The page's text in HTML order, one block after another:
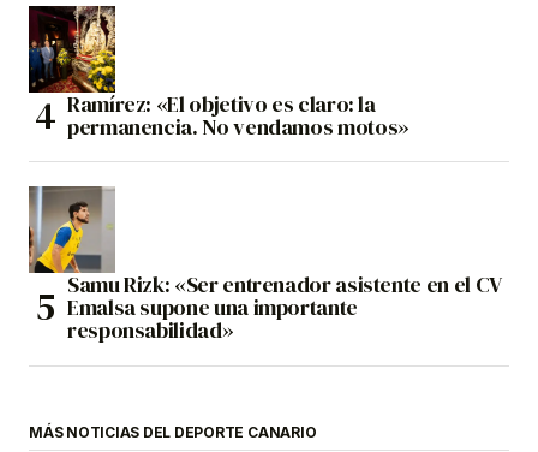
Ramírez: «El objetivo es claro: la
permanencia. No vendamos motos»
Samu Rizk: «Ser entrenador asistente en el CV
Emalsa supone una importante
responsabilidad»
MÁS NOTICIAS DEL DEPORTE CANARIO